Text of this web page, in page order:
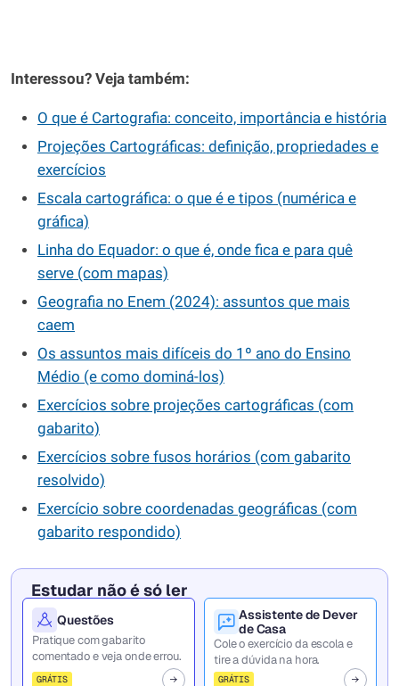
Interessou? Veja também:
O que é Cartografia: conceito, importância e história
Projeções Cartográficas: definição, propriedades e
exercícios
Escala cartográfica: o que é e tipos (numérica e
gráfica)
Linha do Equador: o que é, onde fica e para quê
serve (com mapas)
Geografia no Enem (2024): assuntos que mais
caem
Os assuntos mais difíceis do 1º ano do Ensino
Médio (e como dominá-los)
Exercícios sobre projeções cartográficas (com
gabarito)
Exercícios sobre fusos horários (com gabarito
resolvido)
Exercício sobre coordenadas geográficas (com
gabarito respondido)
Estudar não é só ler
Questões
Pratique com gabarito
comentado e veja onde errou.
GRÁTIS
Assistente de Dever
de Casa
Cole o exercício da escola e
tire a dúvida na hora.
GRÁTIS